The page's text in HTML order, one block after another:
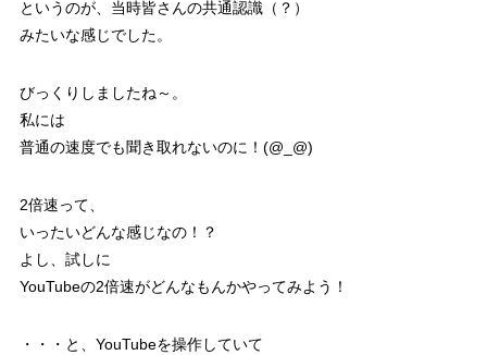
というのが、当時皆さんの共通認識（？）
みたいな感じでした。
びっくりしましたね～。
私には
普通の速度でも聞き取れないのに！(@_@)
2倍速って、
いったいどんな感じなの！？
よし、試しに
YouTubeの2倍速がどんなもんかやってみよう！
・・・と、YouTubeを操作していて